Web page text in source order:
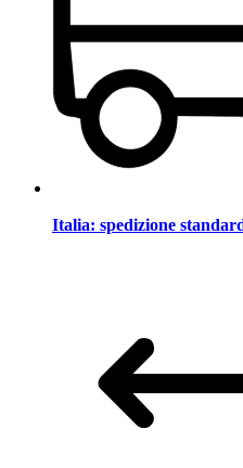
Italia: spedizione